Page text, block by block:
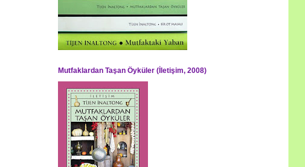
Mutfaklardan Taşan Öyküler (İletişim, 2008)